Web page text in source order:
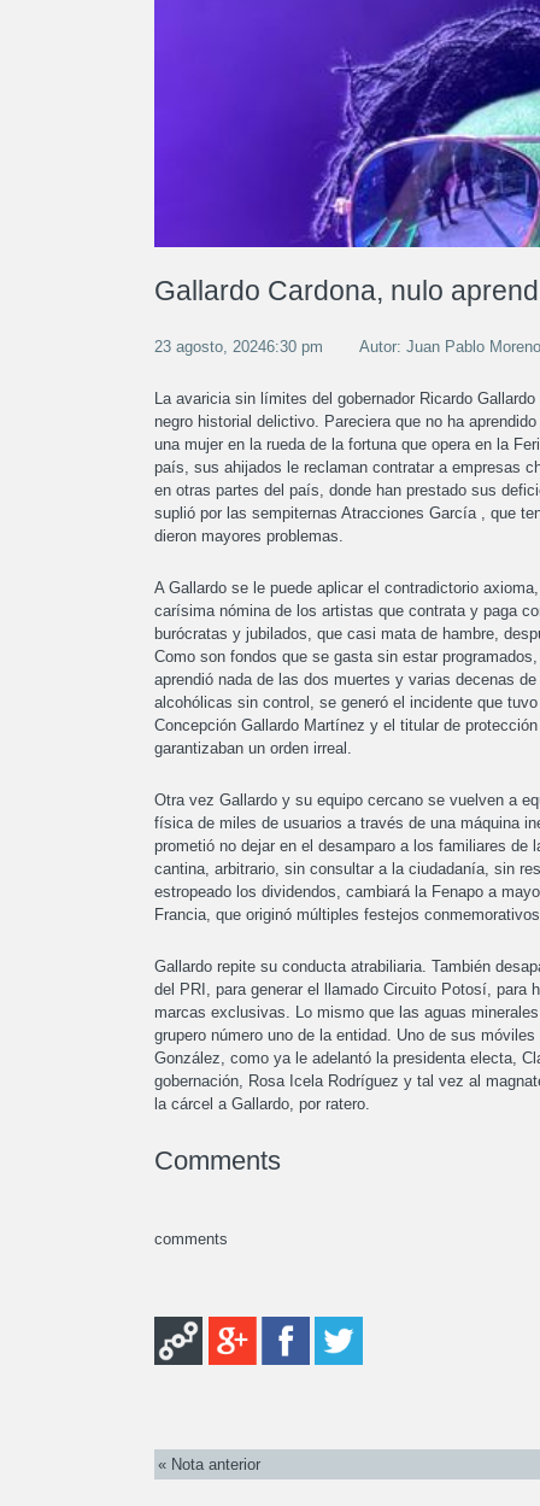
Gallardo Cardona, nulo
23 agosto, 20246:30 pm Autor: Juan Pablo Moreno
La avaricia sin límites del gobernador Ricardo
negro historial delictivo. Pareciera que no ha
una mujer en la rueda de la fortuna que opera en la
país, sus ahijados le reclaman contratar a empresas
en otras partes del país, donde han prestado sus
suplió por las sempiternas Atracciones García , que
dieron mayores problemas.
A Gallardo se le puede aplicar el contradictorio
carísima nómina de los artistas que contrata y paga
burócratas y jubilados, que casi mata de hambre,
Como son fondos que se gasta sin estar
aprendió nada de las dos muertes y varias decenas
alcohólicas sin control, se generó el incidente que
Concepción Gallardo Martínez y el titular de
garantizaban un orden irreal.
Otra vez Gallardo y su equipo cercano se vuelven a
física de miles de usuarios a través de una máquina
prometió no dejar en el desamparo a los familiares
cantina, arbitrario, sin consultar a la ciudadanía, sin
estropeado los dividendos, cambiará la Fenapo a
Francia, que originó múltiples festejos
Gallardo repite su conducta atrabiliaria. También
del PRI, para generar el llamado Circuito Potosí, para
marcas exclusivas. Lo mismo que las aguas
grupero número uno de la entidad. Uno de sus
González, como ya le adelantó la presidenta electa,
gobernación, Rosa Icela Rodríguez y tal vez al
la cárcel a Gallardo, por ratero.
Comments
comments
« Nota anterior